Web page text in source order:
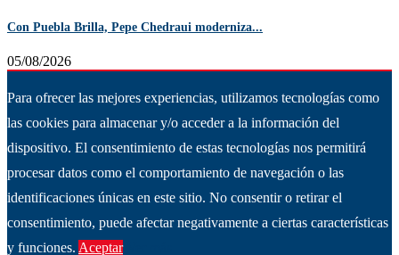
Con Puebla Brilla, Pepe Chedraui moderniza...
05/08/2026
Para ofrecer las mejores experiencias, utilizamos tecnologías como
las cookies para almacenar y/o acceder a la información del
dispositivo. El consentimiento de estas tecnologías nos permitirá
procesar datos como el comportamiento de navegación o las
identificaciones únicas en este sitio. No consentir o retirar el
consentimiento, puede afectar negativamente a ciertas características
y funciones. Aceptar